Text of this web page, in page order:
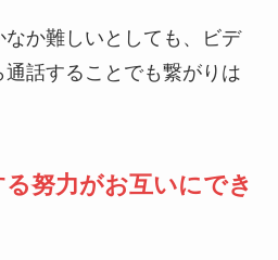
なか難しいとしても、ビデ
話することでも繋がりは
努力がお互いにでき